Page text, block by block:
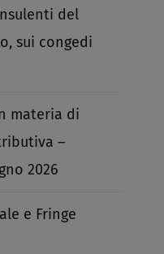
del
sui congedi
materia di
–
2026​
e Fringe